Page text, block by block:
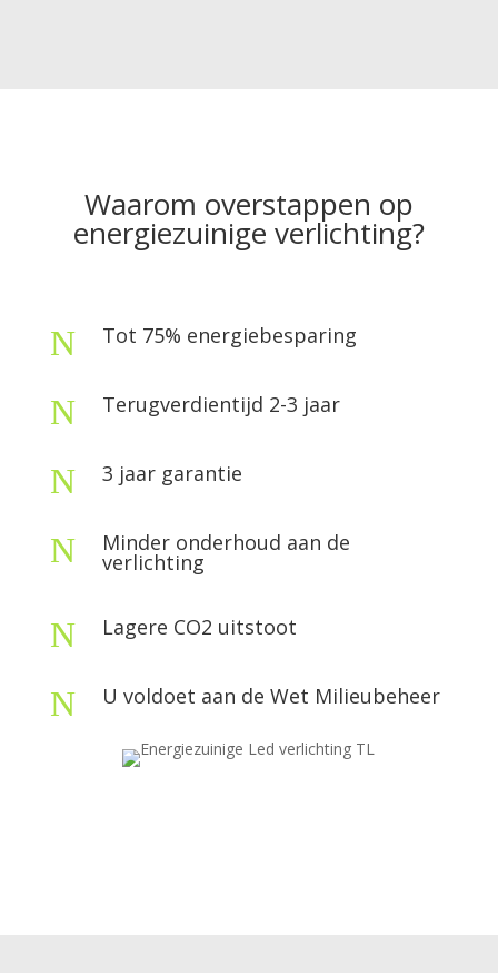
Waarom overstappen op
energiezuinige verlichting?
N Tot 75% energiebesparing
N Terugverdientijd 2-3 jaar
N 3 jaar garantie
N Minder onderhoud aan de
verlichting
N Lagere CO2 uitstoot
N U voldoet aan de Wet Milieubeheer